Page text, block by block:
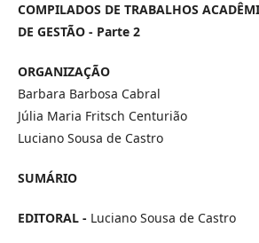
COMPILADOS DE TRABALHOS
DE GESTÃO - Parte 2
ORGANIZAÇÃO
Barbara Barbosa Cabral
Júlia Maria Fritsch Centurião
Luciano Sousa de Castro
SUMÁRIO
EDITORAL - Luciano Sousa de Castro